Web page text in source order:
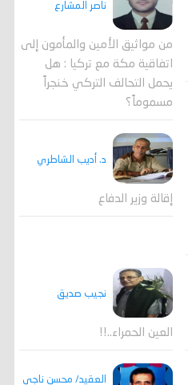
ناصر المشارع
من مواثيق الأمين والمأمون إلى
اتفاقية مكة مع تركيا : هل
يحمل التحالف التركي خنجراً
مسموماً؟
د. أديب الشاطري
إقالة وزير الدفاع
نجيب صديق
العين الحمراء..!!
العقيد/ محسن ناجي